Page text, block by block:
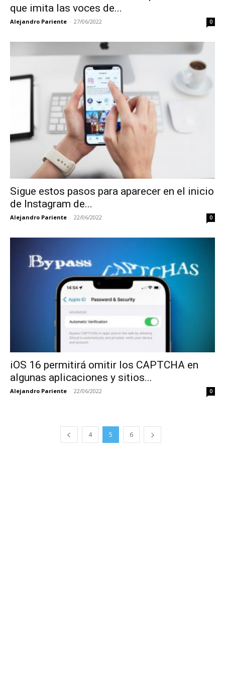
que imita las voces de...
Alejandro Pariente - 27/06/2022 0
Sigue estos pasos para aparecer en el inicio
de Instagram de...
Alejandro Pariente - 22/06/2022 0
iOS 16 permitirá omitir los CAPTCHA en
algunas aplicaciones y sitios...
Alejandro Pariente - 22/06/2022 0
4 5 6